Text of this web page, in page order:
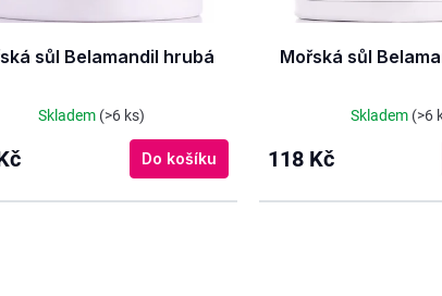
sůl Belamandil hrubá
Skladem (>6 ks)
Do košíku
Mořská sůl
Skladem (>6
118 Kč